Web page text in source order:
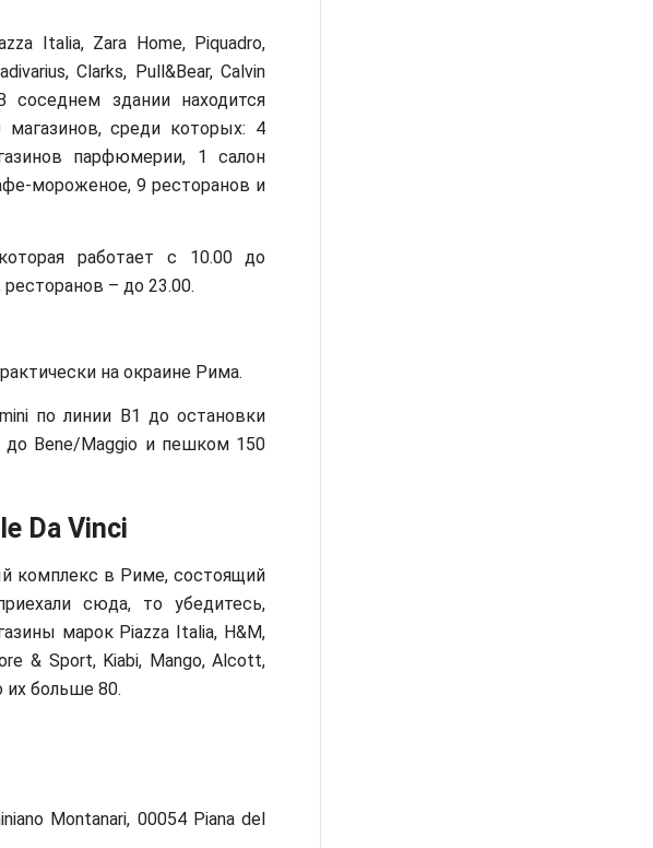
Italia, Zara Home, Piquadro,
Clarks, Pull&Bear, Calvin
здании находится
среди которых: 4
парфюмерии, 1 салон
мороженое, 9 ресторанов и
работает с 10.00 до
– до 23.00.
на окраине Рима.
по линии В1 до остановки
до Bene/Maggio и пешком 150
Da Vinci
комплекс в Риме, состоящий
сюда, то убедитесь,
марок Piazza Italia, H&M,
& Sport, Kiabi, Mango, Alcott,
их больше 80.
Montanari, 00054 Piana del